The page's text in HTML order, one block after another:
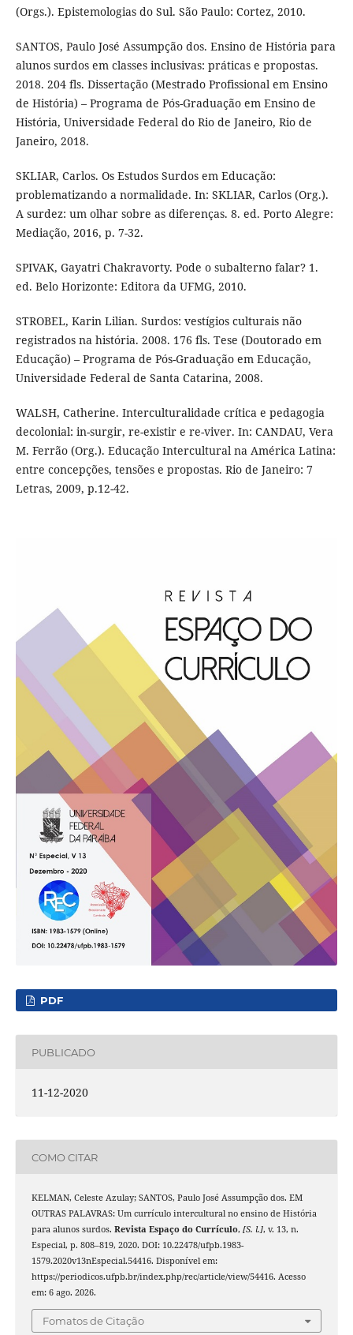
(Orgs.). Epistemologias do Sul. São Paulo: Cortez, 2010.
SANTOS, Paulo José Assumpção dos. Ensino de História para
alunos surdos em classes inclusivas: práticas e propostas.
2018. 204 fls. Dissertação (Mestrado Profissional em Ensino
de História) – Programa de Pós-Graduação em Ensino de
História, Universidade Federal do Rio de Janeiro, Rio de
Janeiro, 2018.
SKLIAR, Carlos. Os Estudos Surdos em Educação:
problematizando a normalidade. In: SKLIAR, Carlos (Org.).
A surdez: um olhar sobre as diferenças. 8. ed. Porto Alegre:
Mediação, 2016, p. 7-32.
SPIVAK, Gayatri Chakravorty. Pode o subalterno falar? 1.
ed. Belo Horizonte: Editora da UFMG, 2010.
STROBEL, Karin Lilian. Surdos: vestígios culturais não
registrados na história. 2008. 176 fls. Tese (Doutorado em
Educação) – Programa de Pós-Graduação em Educação,
Universidade Federal de Santa Catarina, 2008.
WALSH, Catherine. Interculturalidade crítica e pedagogia
decolonial: in-surgir, re-existir e re-viver. In: CANDAU, Vera
M. Ferrão (Org.). Educação Intercultural na América Latina:
entre concepções, tensões e propostas. Rio de Janeiro: 7
Letras, 2009, p.12-42.
PDF
PUBLICADO
11-12-2020
COMO CITAR
KELMAN, Celeste Azulay; SANTOS, Paulo José Assumpção dos. EM
OUTRAS PALAVRAS: Um currículo intercultural no ensino de História
para alunos surdos. Revista Espaço do Currículo, [S. l.], v. 13, n.
Especial, p. 808–819, 2020. DOI: 10.22478/ufpb.1983-
1579.2020v13nEspecial.54416. Disponível em:
https://periodicos.ufpb.br/index.php/rec/article/view/54416. Acesso
em: 6 ago. 2026.
Fomatos de Citação